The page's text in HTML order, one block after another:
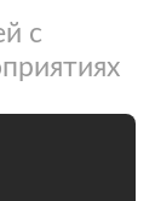
с